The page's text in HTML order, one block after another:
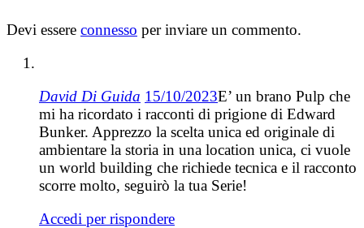
Devi essere connesso per inviare un commento.
David Di Guida 15/10/2023E’ un brano Pulp che
mi ha ricordato i racconti di prigione di Edward
Bunker. Apprezzo la scelta unica ed originale di
ambientare la storia in una location unica, ci vuole
un world building che richiede tecnica e il racconto
scorre molto, seguirò la tua Serie!
Accedi per rispondere